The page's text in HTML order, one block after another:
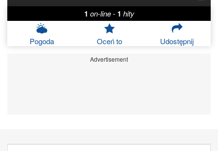
1 on-line - 1 hity
Pogoda Oceń to Udostępnij
Advertisement